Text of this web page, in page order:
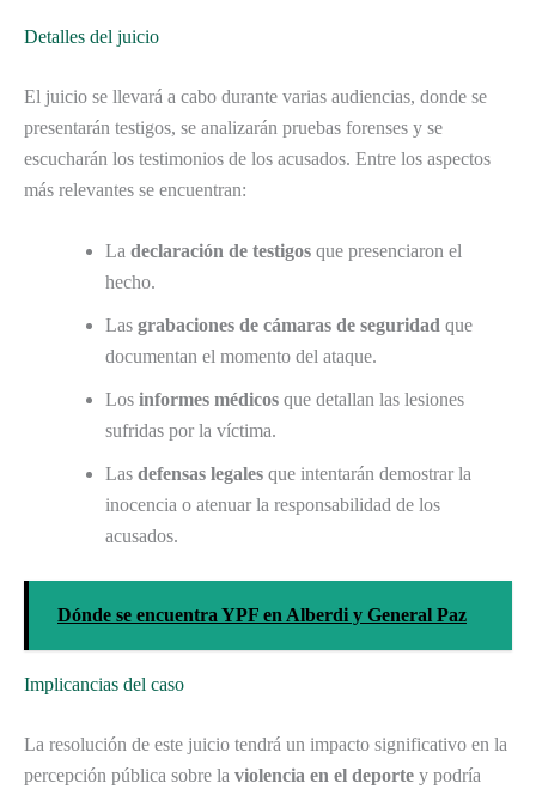
Detalles del juicio
El juicio se llevará a cabo durante varias audiencias, donde se
presentarán testigos, se analizarán pruebas forenses y se
escucharán los testimonios de los acusados. Entre los aspectos
más relevantes se encuentran:
La declaración de testigos que presenciaron el
hecho.
Las grabaciones de cámaras de seguridad que
documentan el momento del ataque.
Los informes médicos que detallan las lesiones
sufridas por la víctima.
Las defensas legales que intentarán demostrar la
inocencia o atenuar la responsabilidad de los
acusados.
Dónde se encuentra YPF en Alberdi y General Paz
Implicancias del caso
La resolución de este juicio tendrá un impacto significativo en la
percepción pública sobre la violencia en el deporte y podría